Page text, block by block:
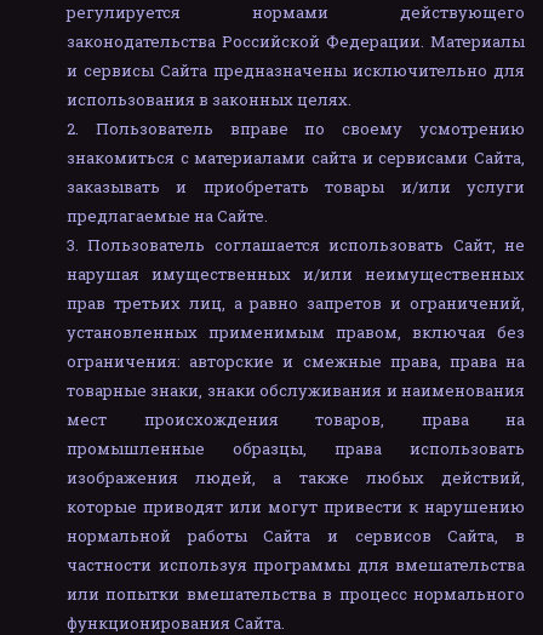
регулируется нормами действующего
законодательства Российской Федерации. Материалы
и сервисы Сайта предназначены исключительно для
использования в законных целях.
Пользователь вправе по своему усмотрению
знакомиться с материалами сайта и сервисами Сайта,
заказывать и приобретать товары и/или услуги
предлагаемые на Сайте.
Пользователь соглашается использовать Сайт, не
нарушая имущественных и/или неимущественных
прав третьих лиц, а равно запретов и ограничений,
установленных применимым правом, включая без
ограничения: авторские и смежные права, права на
товарные знаки, знаки обслуживания и наименования
мест происхождения товаров, права на
промышленные образцы, права использовать
изображения людей, а также любых действий,
которые приводят или могут привести к нарушению
нормальной работы Сайта и сервисов Сайта, в
частности используя программы для вмешательства
или попытки вмешательства в процесс нормального
функционирования Сайта.